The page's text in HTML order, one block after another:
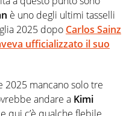
è uno degli ultimi tasselli
2025 dopo Carlos Sainz
ufficializzato il suo
mancano solo tre
andare a Kimi